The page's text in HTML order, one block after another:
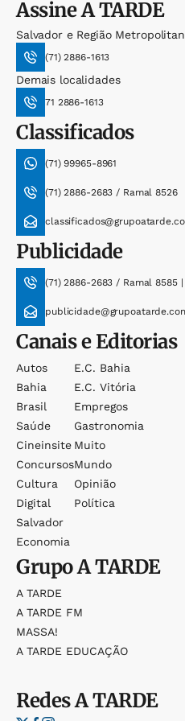
AssineA TARDE
Salvador e Região
(71) 2886-1613
Demais localidades
71 2886-1613
Classificados
(71) 99965-8961
(71) 2886-2683 / Ramal 8526
Publicidade
(71) 2886-2683 / Ramal 8585 |
Canais e Editorias
Autos
Bahia
Brasil
Saúde
Cineinsite
Concursos
Cultura
Digital
Salvador
Economia
E.c. Bahia
E.c. Vitória
Empregos
Gastronomia
Muito
Mundo
Opinião
Política
GrupoA TARDE
A TARDE
A TARDE FM
MASSA!
A TARDE EDUCAÇÃO
RedesA TARDE